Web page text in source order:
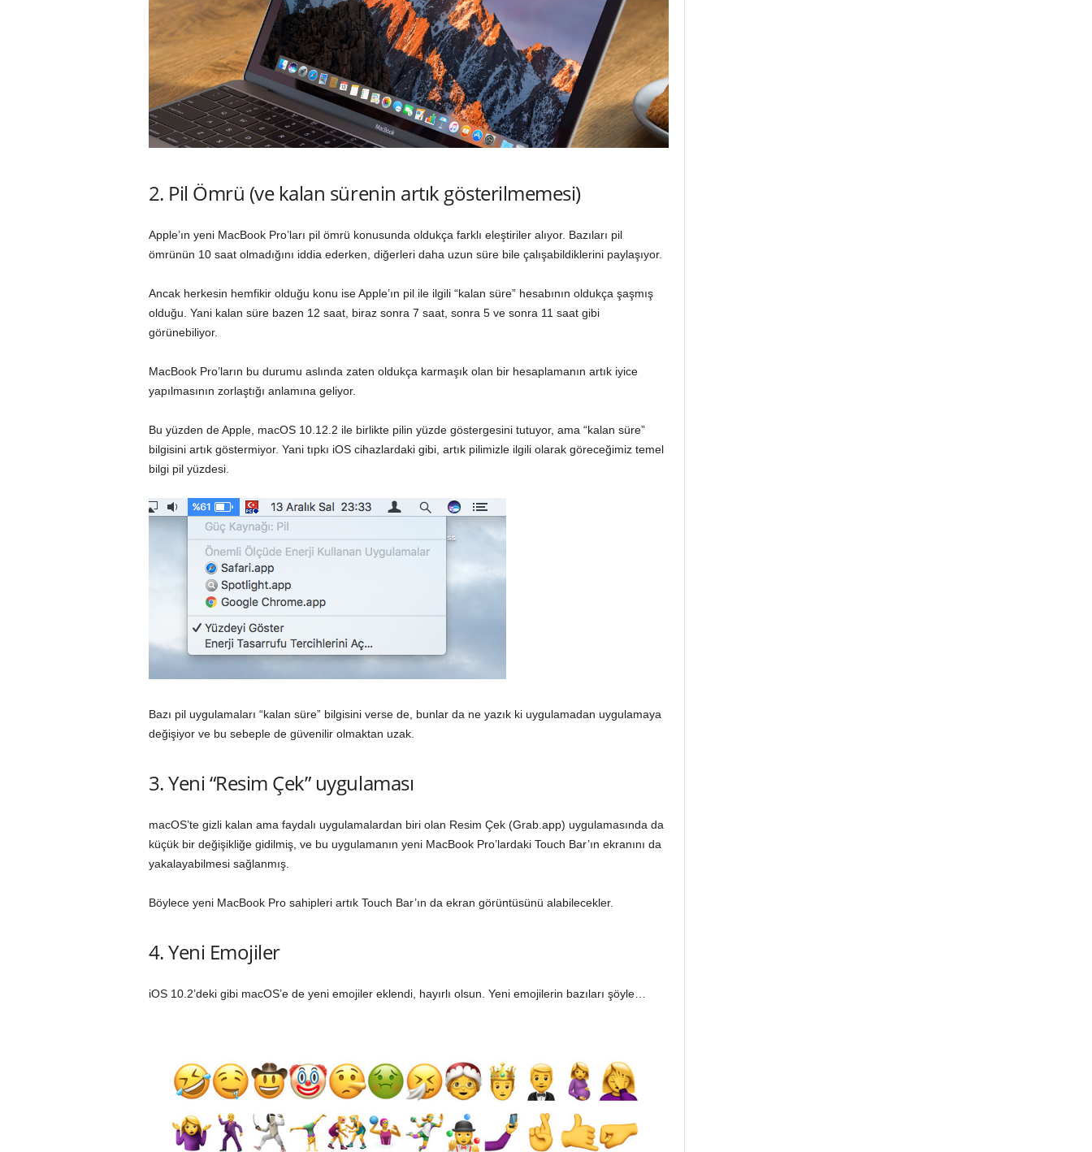
2. Pil Ömrü (ve kalan sürenin artık gösterilmemesi)
Apple’ın yeni MacBook Pro’ları pil ömrü konusunda oldukça farklı eleştiriler alıyor. Bazıları pil
ömrünün 10 saat olmadığını iddia ederken, diğerleri daha uzun süre bile çalışabildiklerini paylaşıyor.
Ancak herkesin hemfikir olduğu konu ise Apple’ın pil ile ilgili “kalan süre” hesabının oldukça şaşmış
olduğu. Yani kalan süre bazen 12 saat, biraz sonra 7 saat, sonra 5 ve sonra 11 saat gibi
görünebiliyor.
MacBook Pro’ların bu durumu aslında zaten oldukça karmaşık olan bir hesaplamanın artık iyice
yapılmasının zorlaştığı anlamına geliyor.
Bu yüzden de Apple, macOS 10.12.2 ile birlikte pilin yüzde göstergesini tutuyor, ama “kalan süre”
bilgisini artık göstermiyor. Yani tıpkı iOS cihazlardaki gibi, artık pilimizle ilgili olarak göreceğimiz temel
bilgi pil yüzdesi.
Bazı pil uygulamaları “kalan süre” bilgisini verse de, bunlar da ne yazık ki uygulamadan uygulamaya
değişiyor ve bu sebeple de güvenilir olmaktan uzak.
3. Yeni “Resim Çek” uygulaması
macOS’te gizli kalan ama faydalı uygulamalardan biri olan Resim Çek (Grab.app) uygulamasında da
küçük bir değişikliğe gidilmiş, ve bu uygulamanın yeni MacBook Pro’lardaki Touch Bar’ın ekranını da
yakalayabilmesi sağlanmış.
Böylece yeni MacBook Pro sahipleri artık Touch Bar’ın da ekran görüntüsünü alabilecekler.
4. Yeni Emojiler
iOS 10.2’deki gibi macOS’e de yeni emojiler eklendi, hayırlı olsun. Yeni emojilerin bazıları şöyle…